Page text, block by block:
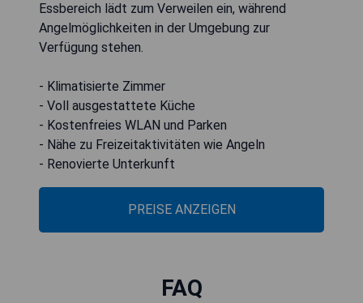
Essbereich lädt zum Verweilen ein, während
Angelmöglichkeiten in der Umgebung zur
Verfügung stehen.
- Klimatisierte Zimmer
- Voll ausgestattete Küche
- Kostenfreies WLAN und Parken
- Nähe zu Freizeitaktivitäten wie Angeln
- Renovierte Unterkunft
PREISE ANZEIGEN
FAQ